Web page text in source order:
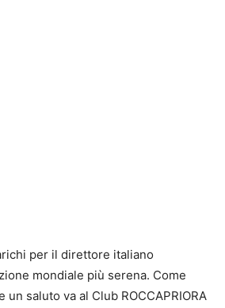
per il direttore italiano
mondiale più serena. Come
saluto va al Club ROCCAPRIORA